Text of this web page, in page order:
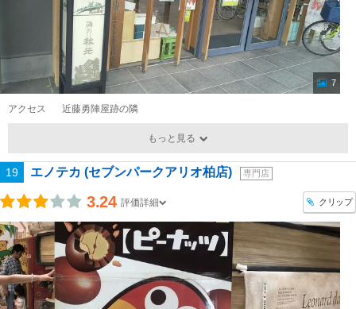
7
アクセス 近藤勇陣屋跡の隣
もっと見る
19 エノテカ (セブンパークアリオ柏店) 専門店
3.24 評価詳細 クリップ